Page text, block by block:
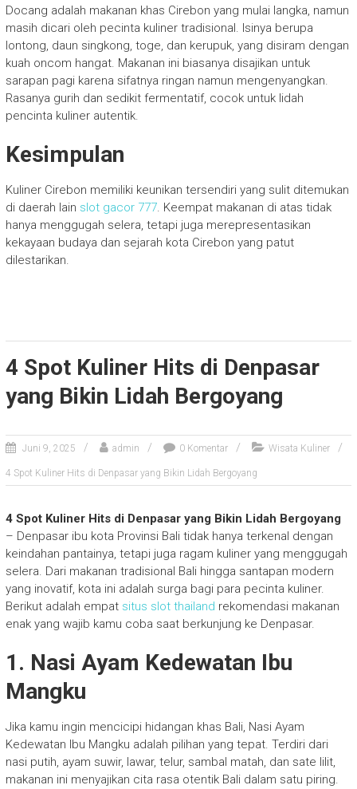
Docang adalah makanan khas Cirebon yang mulai langka, namun
masih dicari oleh pecinta kuliner tradisional. Isinya berupa
lontong, daun singkong, toge, dan kerupuk, yang disiram dengan
kuah oncom hangat. Makanan ini biasanya disajikan untuk
sarapan pagi karena sifatnya ringan namun mengenyangkan.
Rasanya gurih dan sedikit fermentatif, cocok untuk lidah
pencinta kuliner autentik.
Kesimpulan
Kuliner Cirebon memiliki keunikan tersendiri yang sulit ditemukan
di daerah lain slot gacor 777. Keempat makanan di atas tidak
hanya menggugah selera, tetapi juga merepresentasikan
kekayaan budaya dan sejarah kota Cirebon yang patut
dilestarikan.
4 Spot Kuliner Hits di Denpasar
yang Bikin Lidah Bergoyang
Juni 9, 2025 admin 0 Komentar Wisata Kuliner
4 Spot Kuliner Hits di Denpasar yang Bikin Lidah Bergoyang
4 Spot Kuliner Hits di Denpasar yang Bikin Lidah Bergoyang
– Denpasar ibu kota Provinsi Bali tidak hanya terkenal dengan
keindahan pantainya, tetapi juga ragam kuliner yang menggugah
selera. Dari makanan tradisional Bali hingga santapan modern
yang inovatif, kota ini adalah surga bagi para pecinta kuliner.
Berikut adalah empat situs slot thailand rekomendasi makanan
enak yang wajib kamu coba saat berkunjung ke Denpasar.
1. Nasi Ayam Kedewatan Ibu
Mangku
Jika kamu ingin mencicipi hidangan khas Bali, Nasi Ayam
Kedewatan Ibu Mangku adalah pilihan yang tepat. Terdiri dari
nasi putih, ayam suwir, lawar, telur, sambal matah, dan sate lilit,
makanan ini menyajikan cita rasa otentik Bali dalam satu piring.